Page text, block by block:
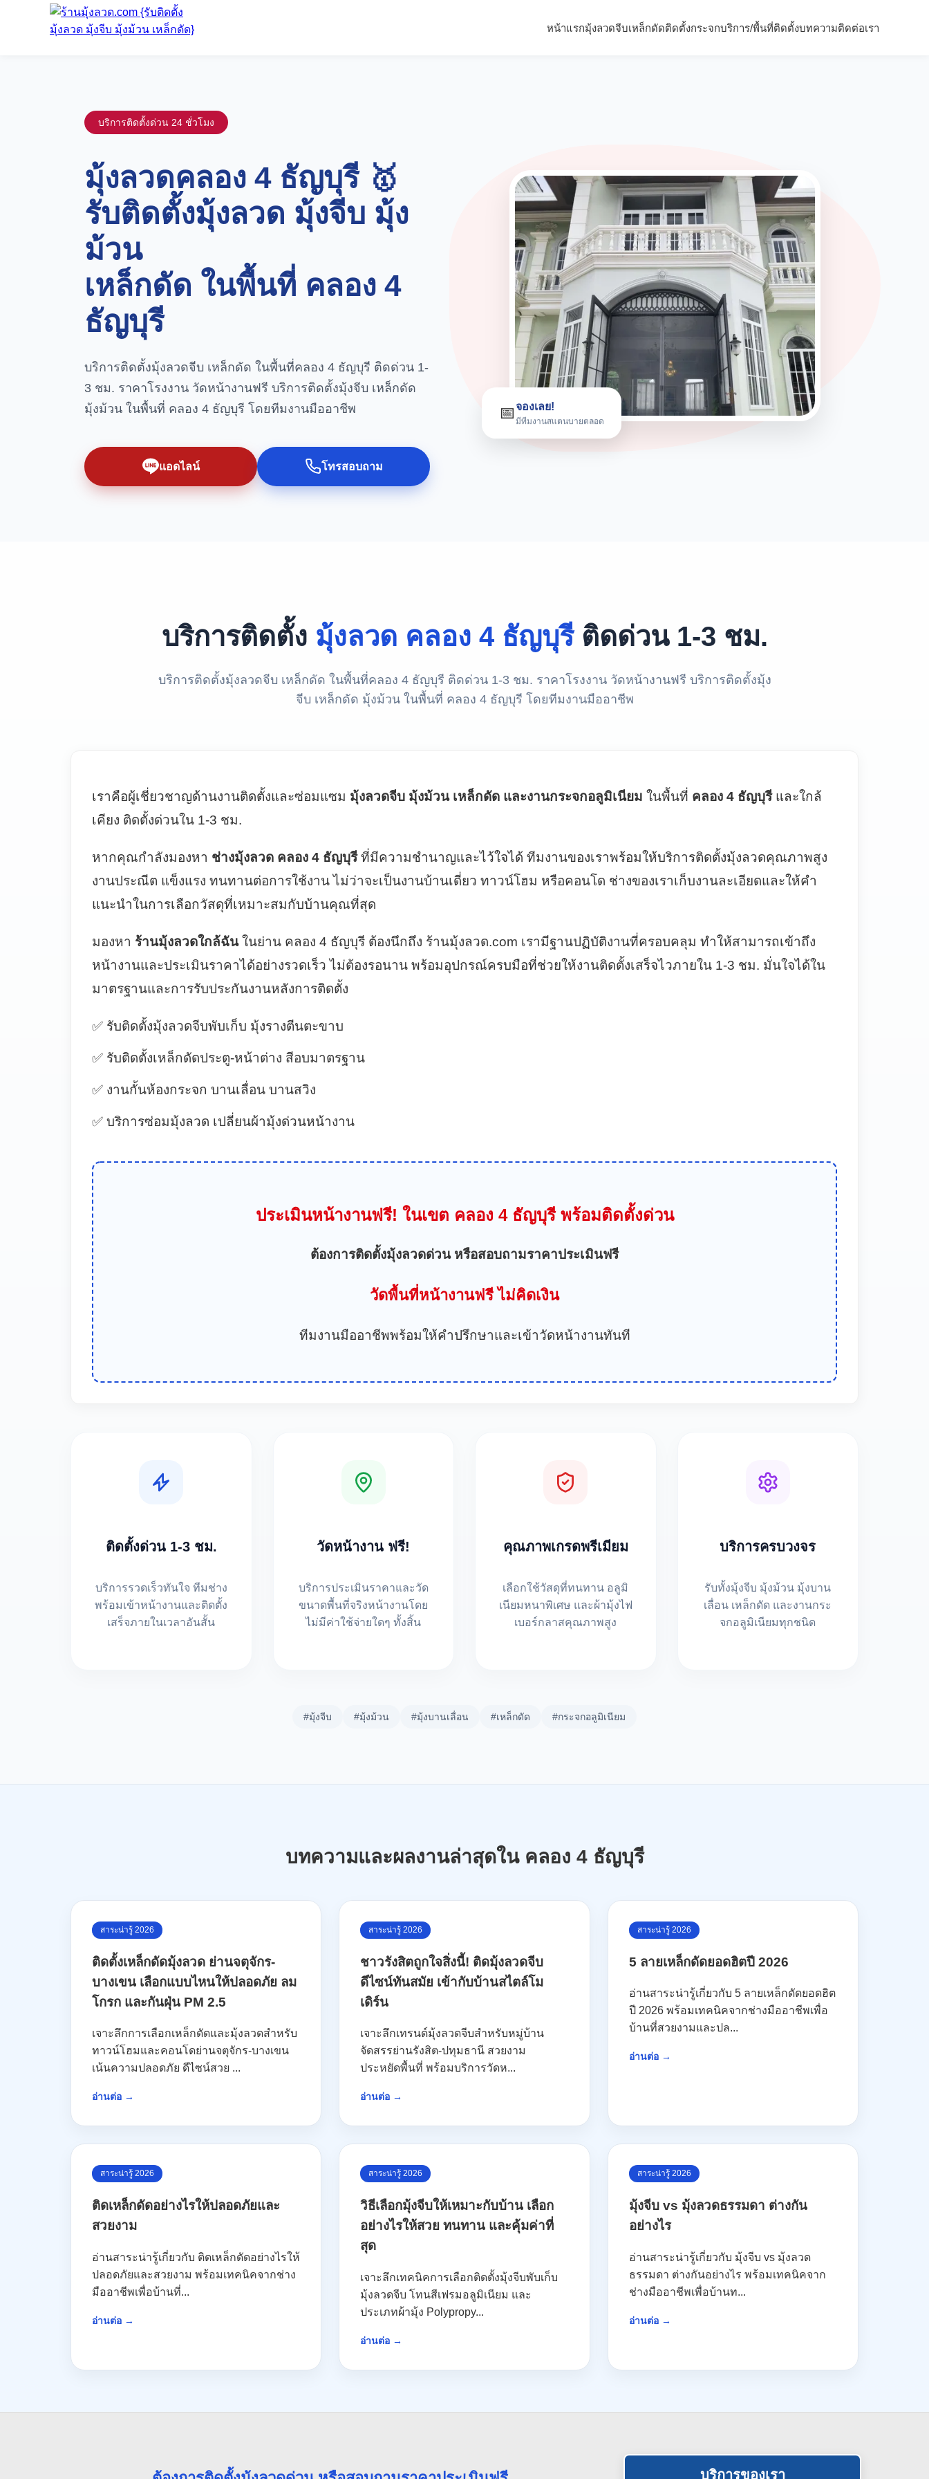
หน้าแรกมุ้งลวดจีบเหล็กดัดติดตั้งกระจกบริการ/พื้นที่ติดตั้งบทความติดต่อเรา
บริการติดตั้งด่วน 24 ชั่วโมง
มุ้งลวดคลอง 4 ธัญบุรี 🥇
รับติดตั้งมุ้งลวด มุ้งจีบ มุ้ง
ม้วน
เหล็กดัด ในพื้นที่ คลอง 4
ธัญบุรี
บริการติดตั้งมุ้งลวดจีบ เหล็กดัด ในพื้นที่คลอง 4 ธัญบุรี ติดด่วน 1-
3 ชม. ราคาโรงงาน วัดหน้างานฟรี บริการติดตั้งมุ้งจีบ เหล็กดัด
มุ้งม้วน ในพื้นที่ คลอง 4 ธัญบุรี โดยทีมงานมืออาชีพ
แอดไลน์ โทรสอบถาม
📅จองเลย!
มีทีมงานสแตนบายตลอด
บริการติดตั้ง มุ้งลวด คลอง 4 ธัญบุรีติดด่วน 1-3 ชม.
บริการติดตั้งมุ้งลวดจีบ เหล็กดัด ในพื้นที่คลอง 4 ธัญบุรี ติดด่วน 1-3 ชม. ราคาโรงงาน วัดหน้างานฟรี บริการติดตั้งมุ้ง
จีบ เหล็กดัด มุ้งม้วน ในพื้นที่ คลอง 4 ธัญบุรี โดยทีมงานมืออาชีพ
เราคือผู้เชี่ยวชาญด้านงานติดตั้งและซ่อมแซม มุ้งลวดจีบ มุ้งม้วน เหล็กดัด และงานกระจกอลูมิเนียม ในพื้นที่ คลอง 4 ธัญบุรีและใกล้
เคียง ติดตั้งด่วนใน 1-3 ชม.
หากคุณกำลังมองหา ช่างมุ้งลวด คลอง 4 ธัญบุรีที่มีความชำนาญและไว้ใจได้ ทีมงานของเราพร้อมให้บริการติดตั้งมุ้งลวดคุณภาพสูง
งานประณีต แข็งแรง ทนทานต่อการใช้งาน ไม่ว่าจะเป็นงานบ้านเดี่ยว ทาวน์โฮม หรือคอนโด ช่างของเราเก็บงานละเอียดและให้คำ
แนะนำในการเลือกวัสดุที่เหมาะสมกับบ้านคุณที่สุด
มองหา ร้านมุ้งลวดใกล้ฉันในย่าน คลอง 4 ธัญบุรี ต้องนึกถึง ร้านมุ้งลวด.com เรามีฐานปฏิบัติงานที่ครอบคลุม ทำให้สามารถเข้าถึง
หน้างานและประเมินราคาได้อย่างรวดเร็ว ไม่ต้องรอนาน พร้อมอุปกรณ์ครบมือที่ช่วยให้งานติดตั้งเสร็จไวภายใน 1-3 ชม. มั่นใจได้ใน
มาตรฐานและการรับประกันงานหลังการติดตั้ง
✅ รับติดตั้งมุ้งลวดจีบพับเก็บ มุ้งรางตีนตะขาบ
✅ รับติดตั้งเหล็กดัดประตู-หน้าต่าง สีอบมาตรฐาน
✅ งานกั้นห้องกระจก บานเลื่อน บานสวิง
✅ บริการซ่อมมุ้งลวด เปลี่ยนผ้ามุ้งด่วนหน้างาน
ประเมินหน้างานฟรี! ในเขต คลอง 4 ธัญบุรี พร้อมติดตั้งด่วน
ต้องการติดตั้งมุ้งลวดด่วน หรือสอบถามราคาประเมินฟรี
วัดพื้นที่หน้างานฟรี ไม่คิดเงิน
ทีมงานมืออาชีพพร้อมให้คำปรึกษาและเข้าวัดหน้างานทันที
ติดตั้งด่วน 1-3 ชม.
บริการรวดเร็วทันใจ ทีมช่าง
พร้อมเข้าหน้างานและติดตั้ง
เสร็จภายในเวลาอันสั้น
วัดหน้างาน ฟรี!
บริการประเมินราคาและวัด
ขนาดพื้นที่จริงหน้างานโดย
ไม่มีค่าใช้จ่ายใดๆ ทั้งสิ้น
คุณภาพเกรดพรีเมียม
เลือกใช้วัสดุที่ทนทาน อลูมิ
เนียมหนาพิเศษ และผ้ามุ้งไฟ
เบอร์กลาสคุณภาพสูง
บริการครบวงจร
รับทั้งมุ้งจีบ มุ้งม้วน มุ้งบาน
เลื่อน เหล็กดัด และงานกระ
จกอลูมิเนียมทุกชนิด
#มุ้งจีบ #มุ้งม้วน #มุ้งบานเลื่อน #เหล็กดัด #กระจกอลูมิเนียม
บทความและผลงานล่าสุดใน คลอง 4 ธัญบุรี
สาระน่ารู้ 2026
ติดตั้งเหล็กดัดมุ้งลวด ย่านจตุจักร-
บางเขน เลือกแบบไหนให้ปลอดภัย ลม
โกรก และกันฝุ่น PM 2.5
เจาะลึกการเลือกเหล็กดัดและมุ้งลวดสำหรับ
ทาวน์โฮมและคอนโดย่านจตุจักร-บางเขน
เน้นความปลอดภัย ดีไซน์สวย ...
อ่านต่อ →
สาระน่ารู้ 2026
ชาวรังสิตถูกใจสิ่งนี้! ติดมุ้งลวดจีบ
ดีไซน์ทันสมัย เข้ากับบ้านสไตล์โม
เดิร์น
เจาะลึกเทรนด์มุ้งลวดจีบสำหรับหมู่บ้าน
จัดสรรย่านรังสิต-ปทุมธานี สวยงาม
ประหยัดพื้นที่ พร้อมบริการวัดห...
อ่านต่อ →
สาระน่ารู้ 2026
5 ลายเหล็กดัดยอดฮิตปี 2026
อ่านสาระน่ารู้เกี่ยวกับ 5 ลายเหล็กดัดยอดฮิต
ปี 2026 พร้อมเทคนิคจากช่างมืออาชีพเพื่อ
บ้านที่สวยงามและปล...
อ่านต่อ →
สาระน่ารู้ 2026
ติดเหล็กดัดอย่างไรให้ปลอดภัยและ
สวยงาม
อ่านสาระน่ารู้เกี่ยวกับ ติดเหล็กดัดอย่างไรให้
ปลอดภัยและสวยงาม พร้อมเทคนิคจากช่าง
มืออาชีพเพื่อบ้านที่...
อ่านต่อ →
สาระน่ารู้ 2026
วิธีเลือกมุ้งจีบให้เหมาะกับบ้าน เลือก
อย่างไรให้สวย ทนทาน และคุ้มค่าที่
สุด
เจาะลึกเทคนิคการเลือกติดตั้งมุ้งจีบพับเก็บ
มุ้งลวดจีบ โทนสีเฟรมอลูมิเนียม และ
ประเภทผ้ามุ้ง Polypropy...
อ่านต่อ →
สาระน่ารู้ 2026
มุ้งจีบ vs มุ้งลวดธรรมดา ต่างกัน
อย่างไร
อ่านสาระน่ารู้เกี่ยวกับ มุ้งจีบ vs มุ้งลวด
ธรรมดา ต่างกันอย่างไร พร้อมเทคนิคจาก
ช่างมืออาชีพเพื่อบ้านท...
อ่านต่อ →
บริการของเรา